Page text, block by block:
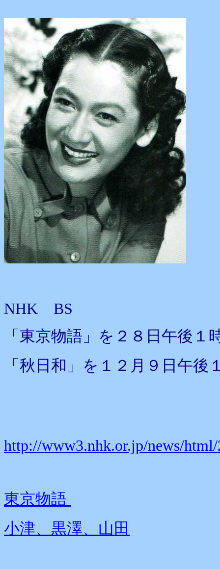
NHK BS
「東京物語」を２８日午後１
「秋日和」を１２月９日午後
http://www3.nhk.or.jp/news/
東京物語
小津、黒澤、山田